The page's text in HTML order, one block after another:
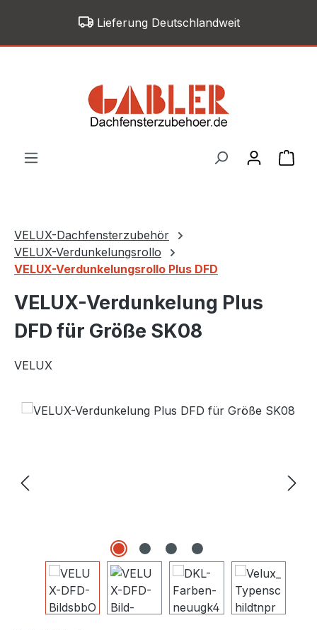
Zum Hauptinhalt springenLieferung Deutschlandweit
VELUX-Dachfensterzubehör
VELUX-Verdunkelungsrollo
VELUX-Verdunkelungsrollo Plus DFD
VELUX-Verdunkelung Plus
DFD für Größe SK08
VELUX
Bildergalerie überspringen